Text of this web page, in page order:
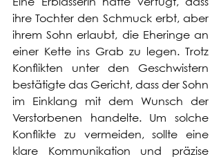
ihre Tochter den Schmuck erbt, aber
ihrem Sohn erlaubt, die Eheringe an
einer Kette ins Grab zu legen. Trotz
Konflikten unter den Geschwistern
bestätigte das Gericht, dass der Sohn
im Einklang mit dem Wunsch der
Verstorbenen handelte. Um solche
Konflikte zu vermeiden, sollte eine
klare Kommunikation und präzise